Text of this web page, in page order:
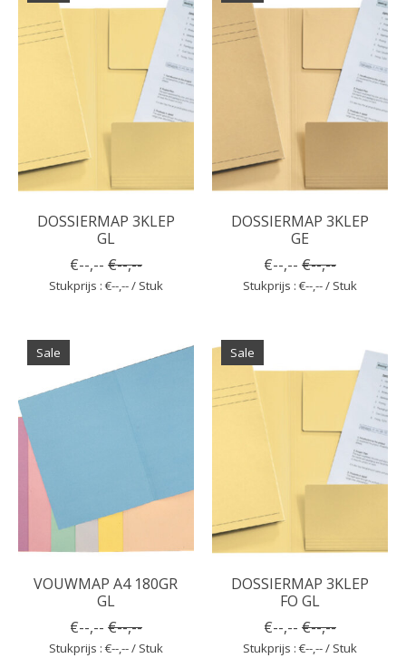
DOSSIERMAP 3KLEP
GL
€--,-- €--,--
Stukprijs : €--,-- / Stuk
DOSSIERMAP 3KLEP
GE
€--,-- €--,--
Stukprijs : €--,-- / Stuk
Sale
VOUWMAP A4 180GR
GL
€--,-- €--,--
Stukprijs : €--,-- / Stuk
Sale
DOSSIERMAP 3KLEP
FO GL
€--,-- €--,--
Stukprijs : €--,-- / Stuk